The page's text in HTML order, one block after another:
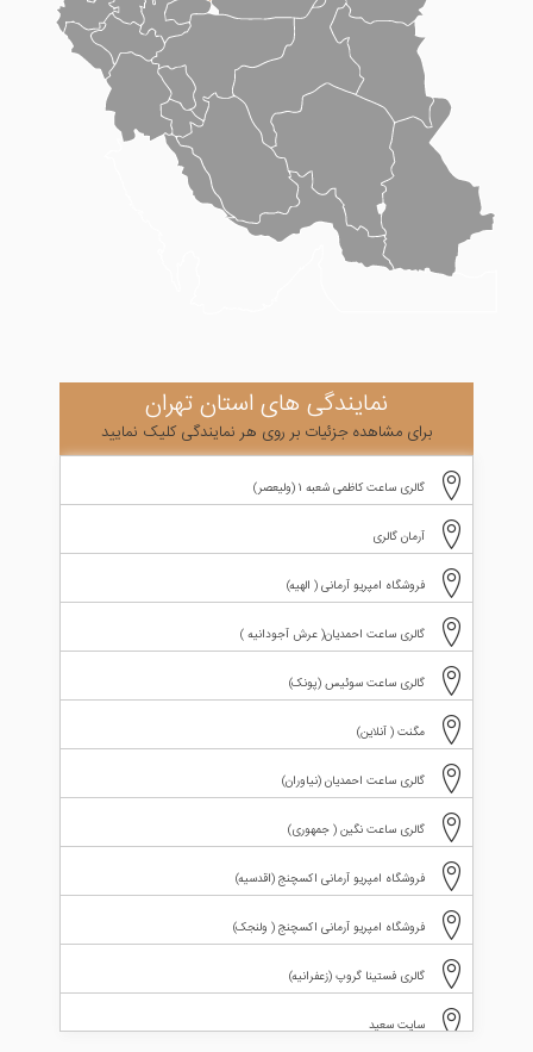
نمایندگی های استان تهران
برای مشاهده جزئیات بر روی هر نمایندگی کلیک نمایید
گالری ساعت کاظمی شعبه 1 (ولیعصر)
آرمان گالری
فروشگاه امپریو آرمانی ( الهیه)
گالری ساعت احمدیان( عرش آجودانیه )
گالری ساعت سوئیس (پونک)
مگنت ( آنلاین)
گالری ساعت احمدیان (نیاوران)
گالری ساعت نگین ( جمهوری)
فروشگاه امپریو آرمانی اکسچنج (اقدسیه)
فروشگاه امپریو آرمانی اکسچنج ( ولنجک)
گالری فستینا گروپ (زعفرانیه)
سایت سعید